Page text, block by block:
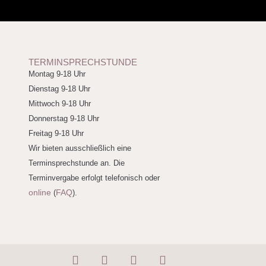
TERMINSPRECHSTUNDE
Montag 9-18 Uhr
Dienstag 9-18 Uhr
Mittwoch 9-18 Uhr
Donnerstag 9-18 Uhr
Freitag 9-18 Uhr
Wir bieten ausschließlich eine
Terminsprechstunde an. Die
Terminvergabe erfolgt telefonisch oder
online (FAQ).